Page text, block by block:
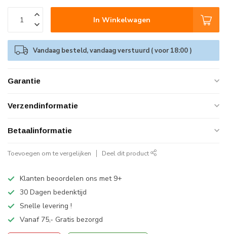
In Winkelwagen
Vandaag besteld, vandaag verstuurd ( voor 18:00 )
Garantie
Verzendinformatie
Betaalinformatie
Toevoegen om te vergelijken Deel dit product
Klanten beoordelen ons met 9+
30 Dagen bedenktijd
Snelle levering !
Vanaf 75,- Gratis bezorgd